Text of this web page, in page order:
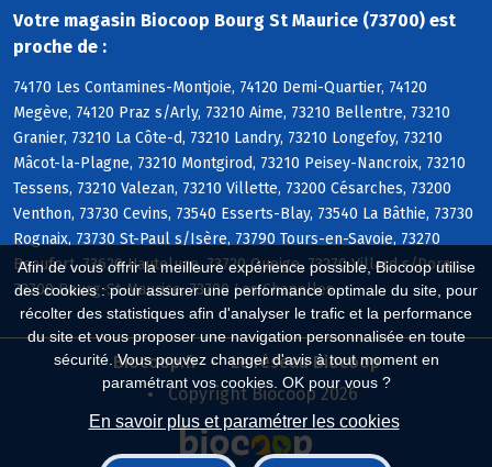
Afin de vous offrir la meilleure expérience possible, Biocoop utilise
des cookies : pour assurer une performance optimale du site, pour
récolter des statistiques afin d'analyser le trafic et la performance
du site et vous proposer une navigation personnalisée en toute
sécurité. Vous pouvez changer d'avis à tout moment en
paramétrant vos cookies. OK pour vous ?
En savoir plus et paramétrer les cookies
Votre magasin Biocoop Bourg St Maurice (73700) est
proche de :
74170 Les Contamines-Montjoie, 74120 Demi-Quartier, 74120
Megève, 74120 Praz s/Arly, 73210 Aime, 73210 Bellentre, 73210
Granier, 73210 La Côte-d, 73210 Landry, 73210 Longefoy, 73210
Mâcot-la-Plagne, 73210 Montgirod, 73210 Peisey-Nancroix, 73210
Tessens, 73210 Valezan, 73210 Villette, 73200 Césarches, 73200
Venthon, 73730 Cevins, 73540 Esserts-Blay, 73540 La Bâthie, 73730
Rognaix, 73730 St-Paul s/Isère, 73790 Tours-en-Savoie, 73270
Beaufort, 73620 Hauteluce, 73720 Queige, 73270 Villard s/Doron,
73700 Bourg-St-Maurice, 73700 Les Chapelles
Biocoop.fr
Le réseau Biocoop
Copyright Biocoop 2026